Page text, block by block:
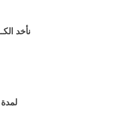
نأخد
لمدة 5 دقائق ثم نزيل الماسك على شكل كوماج و ذلك بعمل